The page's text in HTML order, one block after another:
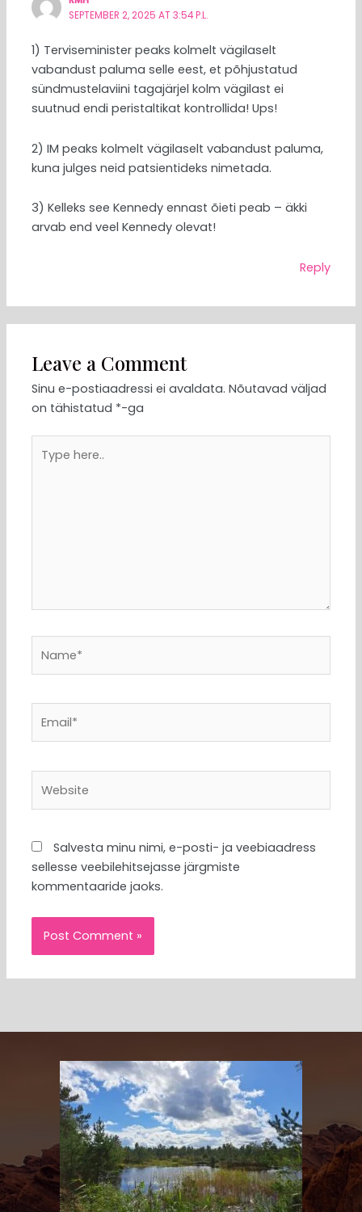
SEPTEMBER 2, 2025 AT 3:54 P.L.
1) Terviseminister peaks kolmelt vägilaselt
vabandust paluma selle eest, et põhjustatud
sündmustelaviini tagajärjel kolm vägilast ei
suutnud endi peristaltikat kontrollida! Ups!
2) IM peaks kolmelt vägilaselt vabandust paluma,
kuna julges neid patsientideks nimetada.
3) Kelleks see Kennedy ennast õieti peab – äkki
arvab end veel Kennedy olevat!
Reply
Leave a Comment
Sinu e-postiaadressi ei avaldata. Nõutavad väljad
on tähistatud *-ga
here..
Salvesta minu nimi, e-posti- ja veebiaadress
sellesse veebilehitsejasse järgmiste
kommentaaride jaoks.